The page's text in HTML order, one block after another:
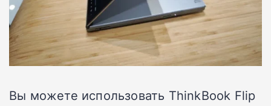
Вы можете использовать ThinkBook Flip